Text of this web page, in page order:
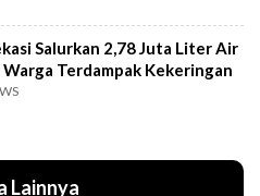
Salurkan 2,78 Juta Liter Air
Warga Terdampak Kekeringan
Lainnya